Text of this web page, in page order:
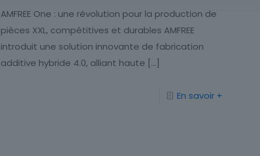
AMFREE One : une révolution pour la production de
pièces XXL, compétitives et durables AMFREE
introduit une solution innovante de fabrication
additive hybride 4.0, alliant haute […]
En savoir +